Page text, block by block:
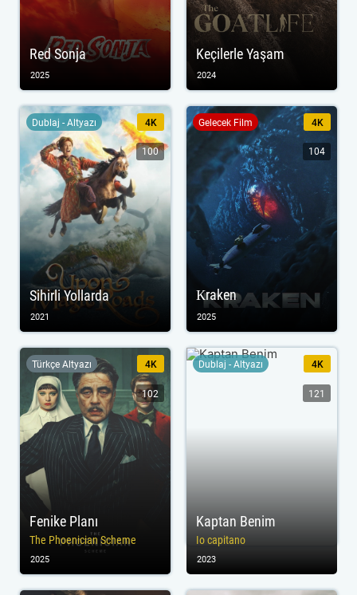
Red Sonja
2025
Keçilerle Yaşam
2024
Sihirli Yollarda
Dublaj - Altyazı 4K
100
2021
Кraken
Gelecek Film 4K
104
2025
Fenike Planı
The Phoenician Scheme
Türkçe Altyazı 4K
102
2025
Kaptan Benim
Io capitano
Dublaj - Altyazı 4K
121
2023